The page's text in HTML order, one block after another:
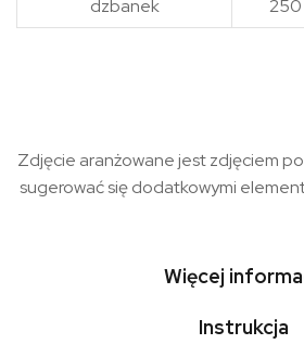
dzbanek 250
Zdjęcie aranżowane jest zdjęciem
sugerować się dodatkowymi
Więcej
Instrukcja